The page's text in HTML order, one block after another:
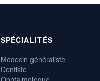
SPÉCIALITÉS
Médecin généraliste
Dentiste